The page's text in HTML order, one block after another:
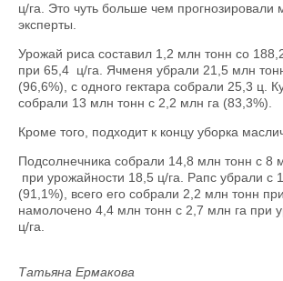
ц/га. Это чуть больше чем прогнозировали
эксперты.
Урожай риса составил 1,2 млн тонн со
при 65,4 ц/га. Ячменя убрали 21,5 млн
(96,6%), с одного гектара собрали 25,3 ц.
собрали 13 млн тонн с 2,2 млн га (83,3%).
Кроме того, подходит к концу уборка
Подсолнечника собрали 14,8 млн тонн с 8
при урожайности 18,5 ц/га. Рапс убрали с
(91,1%), всего его собрали 2,2 млн тонн
намолочено 4,4 млн тонн с 2,7 млн га при
ц/га.
Татьяна Ермакова